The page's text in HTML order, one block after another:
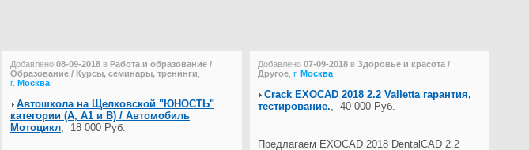
Добавлено 08-09-2018 в Работа и образование /
Образование / Курсы, семинары, тренинги
г. Москва
Автошкола на Щелковской "ЮНОСТЬ"
категории (А, A1 и B) / Автомобиль
Мотоцикл, 18 000 Руб.
Добавлено 07-09-2018 в Здоровье и красота /
Другое г. Москва
Crack EXOCAD 2018 2.2 Valletta гарантия,
тестирование., 40 000 Руб.
Предлагаем EXOCAD 2018 DentalCAD 2.2